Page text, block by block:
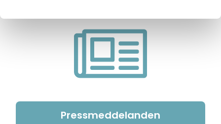
Pressmeddelanden